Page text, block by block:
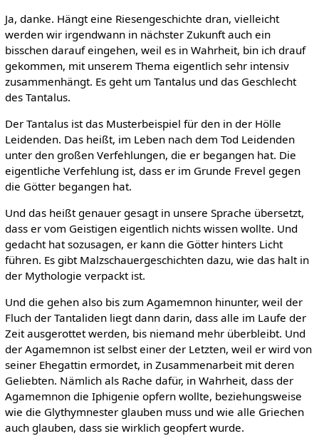
Ja, danke. Hängt eine Riesengeschichte dran, vielleicht
werden wir irgendwann in nächster Zukunft auch ein
bisschen darauf eingehen, weil es in Wahrheit, bin ich drauf
gekommen, mit unserem Thema eigentlich sehr intensiv
zusammenhängt. Es geht um Tantalus und das Geschlecht
des Tantalus.
Der Tantalus ist das Musterbeispiel für den in der Hölle
Leidenden. Das heißt, im Leben nach dem Tod Leidenden
unter den großen Verfehlungen, die er begangen hat. Die
eigentliche Verfehlung ist, dass er im Grunde Frevel gegen
die Götter begangen hat.
Und das heißt genauer gesagt in unsere Sprache übersetzt,
dass er vom Geistigen eigentlich nichts wissen wollte. Und
gedacht hat sozusagen, er kann die Götter hinters Licht
führen. Es gibt Malzschauergeschichten dazu, wie das halt in
der Mythologie verpackt ist.
Und die gehen also bis zum Agamemnon hinunter, weil der
Fluch der Tantaliden liegt dann darin, dass alle im Laufe der
Zeit ausgerottet werden, bis niemand mehr überbleibt. Und
der Agamemnon ist selbst einer der Letzten, weil er wird von
seiner Ehegattin ermordet, in Zusammenarbeit mit deren
Geliebten. Nämlich als Rache dafür, in Wahrheit, dass der
Agamemnon die Iphigenie opfern wollte, beziehungsweise
wie die Glythymnester glauben muss und wie alle Griechen
auch glauben, dass sie wirklich geopfert wurde.